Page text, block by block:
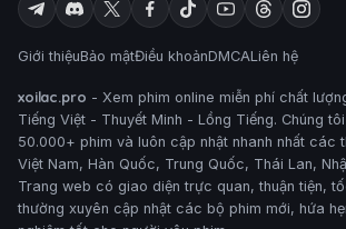
Giới thiệuBảo mậtĐiều khoảnDMCALiên hệ
xoilac.pro - Xem phim online miễn phí chất
Tiếng Việt - Thuyết Minh - Lồng Tiếng. Chúng
50.000+ phim và luôn cập nhật nhanh nhất các
Việt Nam, Hàn Quốc, Trung Quốc, Thái Lan,
Trang web có giao diện trực quan, thuận tiện,
thường xuyên cập nhật các bộ phim mới, hứa